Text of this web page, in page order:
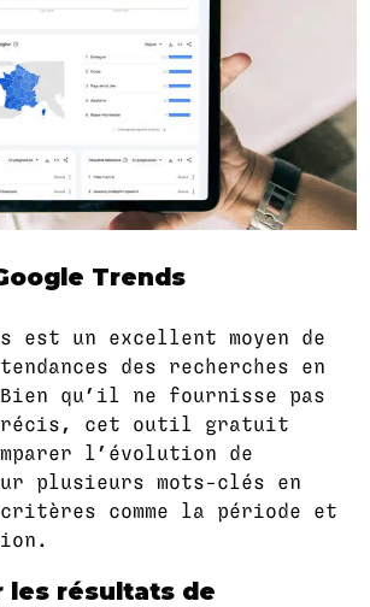
Trends
est un excellent moyen de
des recherches en
qu’il ne fournisse pas
précis, cet outil gratuit
l’évolution de
plusieurs mots-clés en
comme la période et
les résultats de